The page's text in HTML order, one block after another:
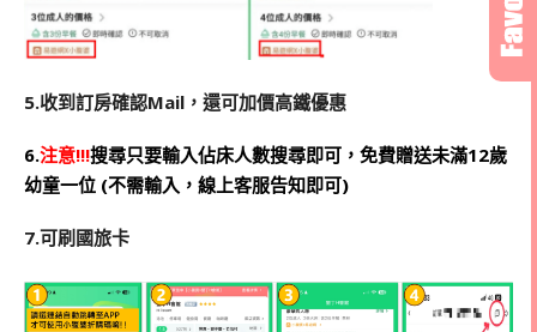
5.收到訂房確認Mail，還可加價高鐵優惠
6.注意!!!搜尋只要輸入佔床人數搜尋即可，免費贈送未滿12歲
幼童一位 (不需輸入，線上客服告知即可)
7.可刷國旅卡